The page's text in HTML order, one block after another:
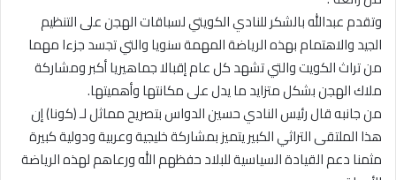
وتقدم عبدالله بالشكر للنادي الكويتي لسباقات الهجن على التنظيم
الجيد والاهتمام بهذه الرياضة المهمة سنويا والتي تجسد جزءا مهما
من تراث الكويت والتي تشهد كل عام إقبالا جماهيريا أكبر ومشاركة
ملاك الهجن بشكل متزايد ما يدل على مكانتها وأهميتها.
من جانبه قال رئيس النادي حسين الدواس بتصريح مماثل لـ (كونا) إن
هذا الملتقى التراثي الكبير يتميز بمشاركة خليجية وعربية ودولية كبيرة
مثمنا دعم القيادة السياسية للبلاد حفظهم الله ورعاهم لهذه الرياضة